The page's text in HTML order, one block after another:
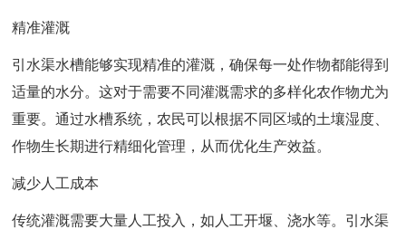
精准灌溉
引水渠水槽能够实现精准的灌溉，确保每一处作物都能得到
适量的水分。这对于需要不同灌溉需求的多样化农作物尤为
重要。通过水槽系统，农民可以根据不同区域的土壤湿度、
作物生长期进行精细化管理，从而优化生产效益。
减少人工成本
传统灌溉需要大量人工投入，如人工开堰、浇水等。引水渠